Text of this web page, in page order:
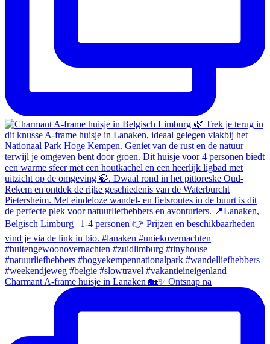
Charmant A-frame huisje in Lanaken 🏡✨ Ontsnap na